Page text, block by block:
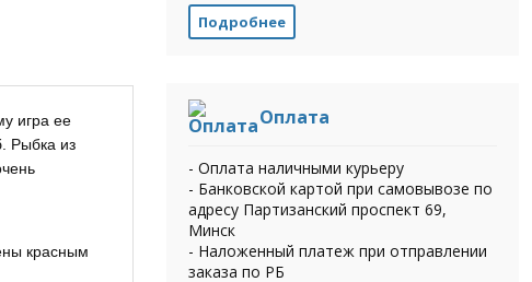
игра ее
Рыбка из
красным
Подробнее
Оплата
- Оплата наличными курьеру
- Банковской картой при самовывозе по
адресу Партизанский проспект 69,
Минск
- Наложенный платеж при отправлении
заказа по РБ